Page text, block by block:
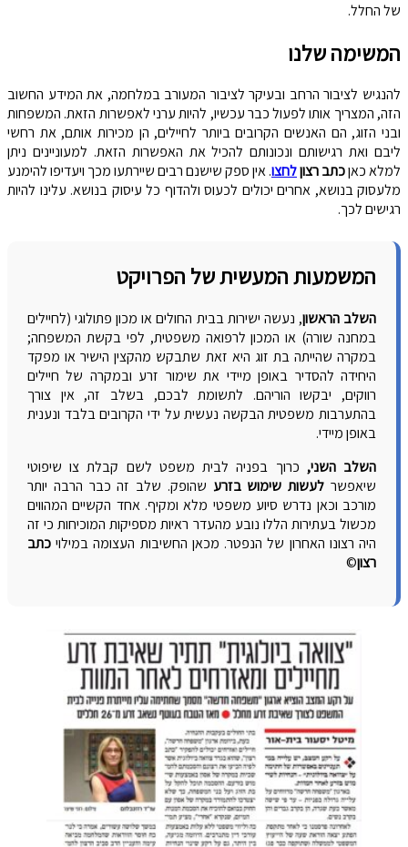
של החלל.
המשימה שלנו
להנגיש לציבור הרחב ובעיקר לציבור המעורב במלחמה, את המידע החשוב
הזה, המצריך אותו לפעול כבר עכשיו, להיות ערני לאפשרות הזאת. המשפחות
ובני הזוג, הם האנשים הקרובים ביותר לחיילים, הן מכירות אותם, את רחשי
ליבם ואת רגישותם ונכונותם להכיל את האפשרות הזאת. למעוניינים ניתן
למלא כאןכתב רצוןלחצו. אין ספק שישנם רבים שיירתעו מכך ויעדיפו להימנע
מלעסוק בנושא, אחרים יכולים לכעוס ולהדוף כל עיסוק בנושא. עלינו להיות
רגישים לכך.
המשמעות המעשית של הפרויקט
השלב הראשון, נעשה ישירות בבית החולים או מכון פתולוגי (לחיילים
במחנה שורה) או המכון לרפואה משפטית, לפי בקשת המשפחה;
במקרה שהייתה בת זוג היא זאת שתבקש מהקצין הישיר או מפקד
היחידה להסדיר באופן מיידי את שימור זרע ובמקרה של חיילים
רווקים, יבקשו הוריהם. לתשומת לבכם, בשלב זה, אין צורך
בהתערבות משפטית הבקשה נעשית על ידי הקרובים בלבד ונענית
באופן מיידי.
השלב השני, כרוך בפניה לבית משפט לשם קבלת צו שיפוטי
שיאפשר לעשות שימוש בזרע שהופק. שלב זה כבר הרבה יותר
מורכב וכאן נדרש סיוע משפטי מלא ומקיף. אחד הקשיים המהווים
מכשול בעתירות הללו נובע מהעדר ראיות מספיקות המוכיחות כי זה
היה רצונו האחרון של הנפטר. מכאן החשיבות העצומה במילוי כתב
רצון©